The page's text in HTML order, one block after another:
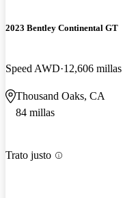
2023 Bentley Continental GT
Speed AWD 12,606 millas
Thousand Oaks, CA
84 millas
Trato justo